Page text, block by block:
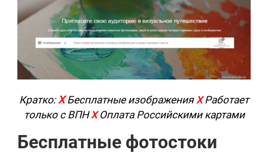
Кратко: XБесплатные изображения XРаботает
только с ВПН XОплата Российскими картами
Бесплатные фотостоки